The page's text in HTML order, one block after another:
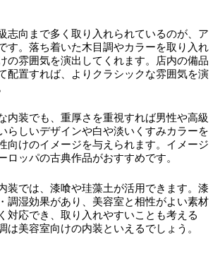
志向まで多く取り入れられているのが、ア
す。落ち着いた木目調やカラーを取り入れ
の雰囲気を演出してくれます。店内の備品
配置すれば、よりクラシックな雰囲気を演
内装でも、重厚さを重視すれば男性や高級
らしいデザインや白や淡いくすみカラーを
向けのイメージを与えられます。イメージ
ロッパの古典作品がおすすめです。
装では、漆喰や珪藻土が活用できます。漆
調湿効果があり、美容室と相性がよい素材
対応でき、取り入れやすいことも考える
は美容室向けの内装といえるでしょう。